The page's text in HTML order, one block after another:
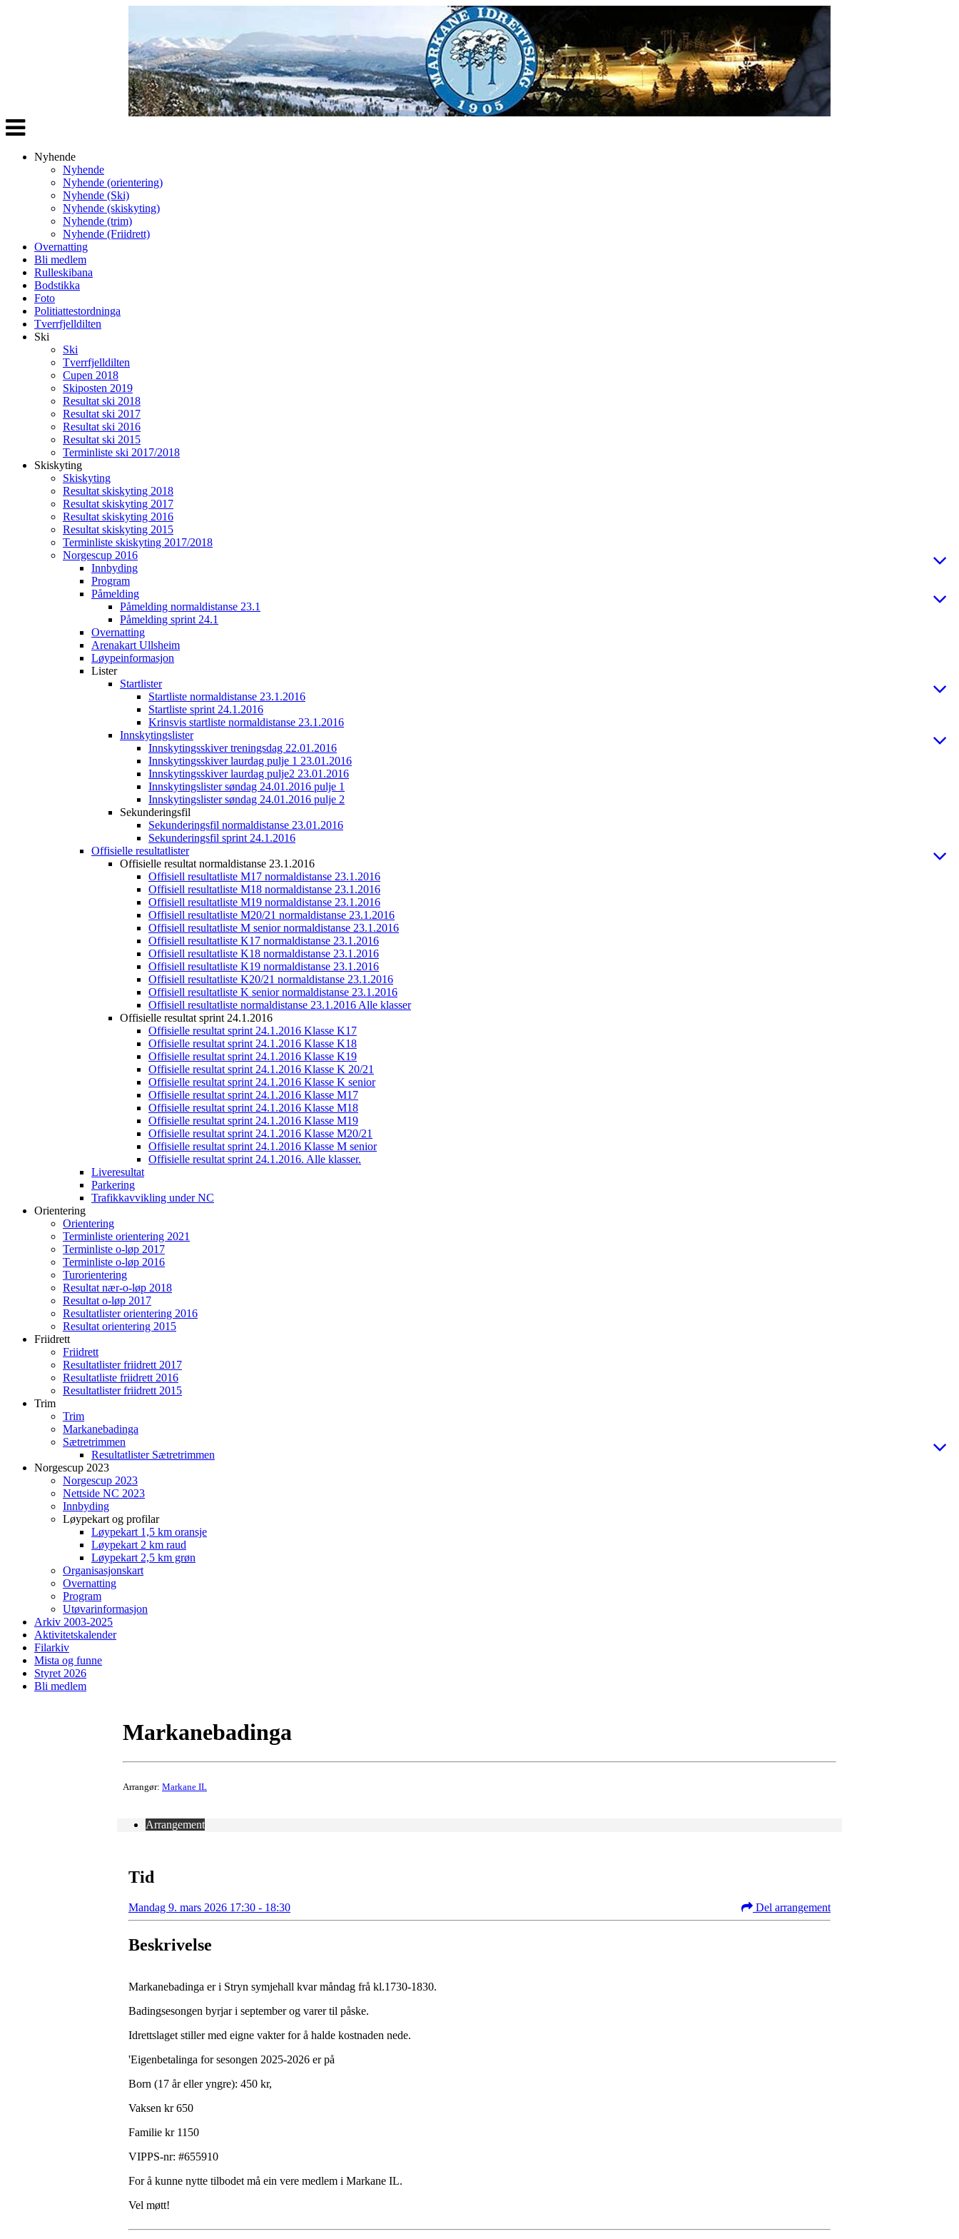
Veksle
navigasjon
Nyhende
Nyhende
Nyhende (orientering)
Nyhende (Ski)
Nyhende (skiskyting)
Nyhende (trim)
Nyhende (Friidrett)
Overnatting
Bli medlem
Rulleskibana
Bodstikka
Foto
Politiattestordninga
Tverrfjelldilten
Ski
Ski
Tverrfjelldilten
Cupen 2018
Skiposten 2019
Resultat ski 2018
Resultat ski 2017
Resultat ski 2016
Resultat ski 2015
Terminliste ski 2017/2018
Skiskyting
Skiskyting
Resultat skiskyting 2018
Resultat skiskyting 2017
Resultat skiskyting 2016
Resultat skiskyting 2015
Terminliste skiskyting 2017/2018
Norgescup 2016
Innbyding
Program
Påmelding
Påmelding normaldistanse 23.1
Påmelding sprint 24.1
Overnatting
Arenakart Ullsheim
Løypeinformasjon
Lister
Startlister
Startliste normaldistanse 23.1.2016
Startliste sprint 24.1.2016
Krinsvis startliste normaldistanse 23.1.2016
Innskytingslister
Innskytingsskiver treningsdag 22.01.2016
Innskytingsskiver laurdag pulje 1 23.01.2016
Innskytingsskiver laurdag pulje2 23.01.2016
Innskytingslister søndag 24.01.2016 pulje 1
Innskytingslister søndag 24.01.2016 pulje 2
Sekunderingsfil
Sekunderingsfil normaldistanse 23.01.2016
Sekunderingsfil sprint 24.1.2016
Offisielle resultatlister
Offisielle resultat normaldistanse 23.1.2016
Offisiell resultatliste M17 normaldistanse 23.1.2016
Offisiell resultatliste M18 normaldistanse 23.1.2016
Offisiell resultatliste M19 normaldistanse 23.1.2016
Offisiell resultatliste M20/21 normaldistanse 23.1.2016
Offisiell resultatliste M senior normaldistanse 23.1.2016
Offisiell resultatliste K17 normaldistanse 23.1.2016
Offisiell resultatliste K18 normaldistanse 23.1.2016
Offisiell resultatliste K19 normaldistanse 23.1.2016
Offisiell resultatliste K20/21 normaldistanse 23.1.2016
Offisiell resultatliste K senior normaldistanse 23.1.2016
Offisiell resultatliste normaldistanse 23.1.2016 Alle klasser
Offisielle resultat sprint 24.1.2016
Offisielle resultat sprint 24.1.2016 Klasse K17
Offisielle resultat sprint 24.1.2016 Klasse K18
Offisielle resultat sprint 24.1.2016 Klasse K19
Offisielle resultat sprint 24.1.2016 Klasse K 20/21
Offisielle resultat sprint 24.1.2016 Klasse K senior
Offisielle resultat sprint 24.1.2016 Klasse M17
Offisielle resultat sprint 24.1.2016 Klasse M18
Offisielle resultat sprint 24.1.2016 Klasse M19
Offisielle resultat sprint 24.1.2016 Klasse M20/21
Offisielle resultat sprint 24.1.2016 Klasse M senior
Offisielle resultat sprint 24.1.2016. Alle klasser.
Liveresultat
Parkering
Trafikkavvikling under NC
Orientering
Orientering
Terminliste orientering 2021
Terminliste o-løp 2017
Terminliste o-løp 2016
Turorientering
Resultat nær-o-løp 2018
Resultat o-løp 2017
Resultatlister orientering 2016
Resultat orientering 2015
Friidrett
Friidrett
Resultatlister friidrett 2017
Resultatliste friidrett 2016
Resultatlister friidrett 2015
Trim
Trim
Markanebadinga
Sætretrimmen
Resultatlister Sætretrimmen
Norgescup 2023
Norgescup 2023
Nettside NC 2023
Innbyding
Løypekart og profilar
Løypekart 1,5 km oransje
Løypekart 2 km raud
Løypekart 2,5 km grøn
Organisasjonskart
Overnatting
Program
Utøvarinformasjon
Arkiv 2003-2025
Aktivitetskalender
Filarkiv
Mista og funne
Styret 2026
Bli medlem
Markanebadinga
Arrangør: Markane IL
Arrangement
Tid
Mandag 9. mars 2026 17:30 - 18:30 Del arrangement
Beskrivelse
Markanebadinga er i Stryn symjehall kvar måndag frå kl.1730-1830.
Badingsesongen byrjar i september og varer til påske.
Idrettslaget stiller med eigne vakter for å halde kostnaden nede.
'Eigenbetalinga for sesongen 2025-2026 er på
Born (17 år eller yngre): 450 kr,
Vaksen kr 650
Familie kr 1150
VIPPS-nr: #655910
For å kunne nytte tilbodet må ein vere medlem i Markane IL.
Vel møtt!